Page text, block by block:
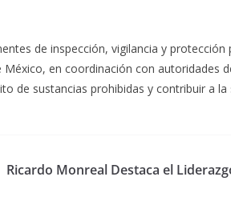
de inspección, vigilancia y protección
en coordinación con autoridades
de sustancias prohibidas y contribuir a la
Ricardo Monreal Destaca el